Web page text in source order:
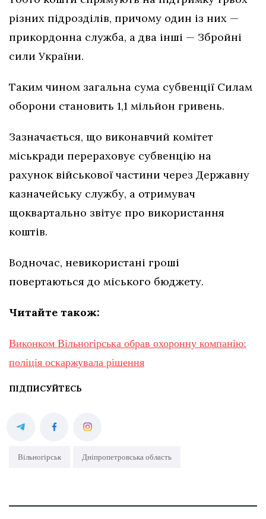
різних підрозділів, причому один із них —
прикордонна служба, а два інші — Збройні
сили України.
Таким чином загальна сума субвенції Силам
оборони становить 1,1 мільйон гривень.
Зазначається, що виконавчий комітет
міськради перераховує субвенцію на
рахунок військової частини через Державну
казначейську службу, а отримувач
щоквартально звітує про використання
коштів.
Водночас, невикористані гроші
повертаються до міського бюджету.
Читайте також:
Виконком Вільногірська обрав охоронну компанію:
поліція оскаржувала рішення
ПІДПИСУЙТЕСЬ
Вільногірськ Дніпропетровська область